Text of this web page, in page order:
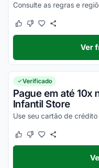
Consulte as regras e
Este cupom funcionou
Este cupom não
Ver
Verificado
Pague em até 10x
Infantil Store
Este cupom funcionou
Este cupom não